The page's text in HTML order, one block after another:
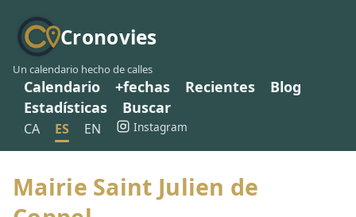
Cronovies
Un calendario hecho de calles
Calendario +fechas Recientes
Blog
Estadísticas
Buscar
CA ES EN Instagram
Mairie Saint Julien de